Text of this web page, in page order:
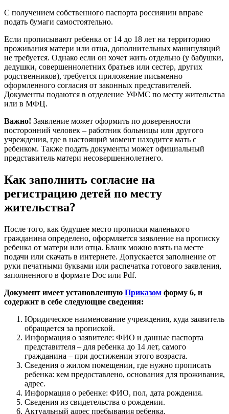
С получением собственного паспорта россиянин вправе
подать бумаги самостоятельно.
Если прописывают ребенка от 14 до 18 лет на территорию
проживания матери или отца, дополнительных манипуляций
не требуется. Однако если он хочет жить отдельно (у бабушки,
дедушки, совершеннолетних братьев или сестер, других
родственников), требуется приложение письменно
оформленного согласия от законных представителей.
Документы подаются в отделение УФМС по месту жительства
или в МФЦ.
Важно! Заявление может оформить по доверенности
посторонний человек – работник больницы или другого
учреждения, где в настоящий момент находится мать с
ребенком. Также подать документы может официальный
представитель матери несовершеннолетнего.
Как заполнить согласие на
регистрацию детей по месту
жительства?
После того, как будущее место прописки маленького
гражданина определено, оформляется заявление на прописку
ребенка от матери или отца. Бланк можно взять на месте
подачи или скачать в интернете. Допускается заполнение от
руки печатными буквами или распечатка готового заявления,
заполненного в формате Doc или Pdf.
Документ имеет установленную Приказом форму 6, и
содержит в себе следующие сведения:
Юридическое наименование учреждения, куда заявитель
обращается за пропиской.
Информация о заявителе: ФИО и данные паспорта
представителя – для ребенка до 14 лет, самого
гражданина – при достижении этого возраста.
Сведения о жилом помещении, где нужно прописать
ребенка: кем предоставлено, основания для проживания,
адрес.
Информация о ребенке: ФИО, пол, дата рождения.
Сведения из свидетельства о рождении.
Актуальный адрес пребывания ребенка.